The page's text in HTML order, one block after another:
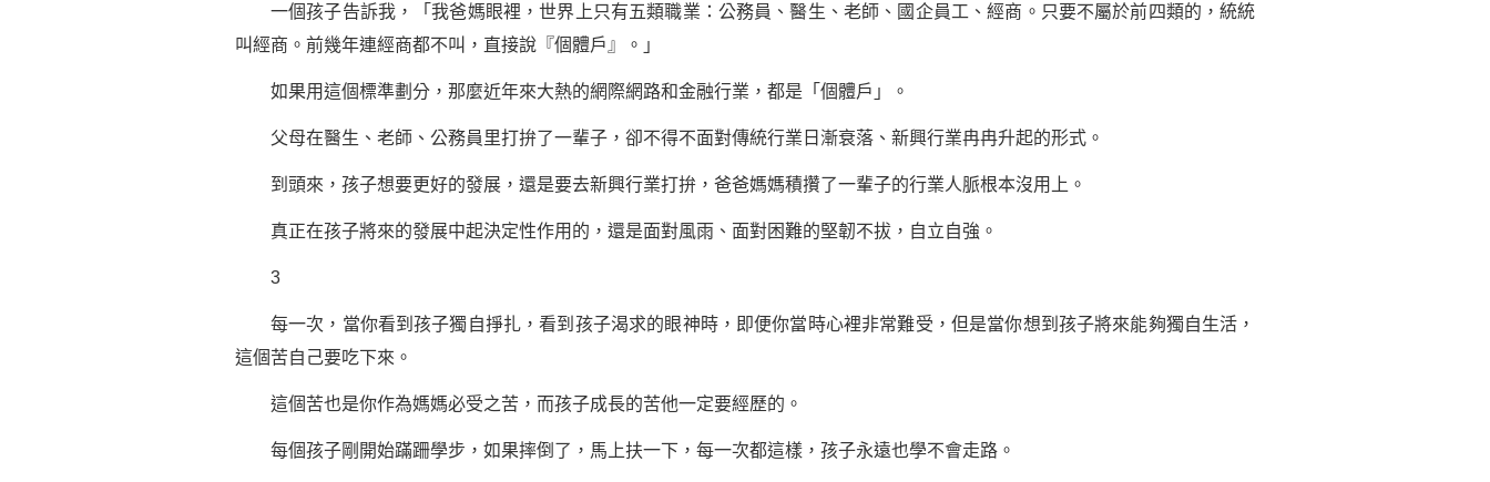
一個孩子告訴我，「我爸媽眼裡，世界上只有五類職業：公務員、醫生、老師、國企員工、經商。只要不屬於前四類的，統統
叫經商。前幾年連經商都不叫，直接說『個體戶』。」
如果用這個標準劃分，那麼近年來大熱的網際網路和金融行業，都是「個體戶」。
父母在醫生、老師、公務員里打拚了一輩子，卻不得不面對傳統行業日漸衰落、新興行業冉冉升起的形式。
到頭來，孩子想要更好的發展，還是要去新興行業打拚，爸爸媽媽積攢了一輩子的行業人脈根本沒用上。
真正在孩子將來的發展中起決定性作用的，還是面對風雨、面對困難的堅韌不拔，自立自強。
3
每一次，當你看到孩子獨自掙扎，看到孩子渴求的眼神時，即便你當時心裡非常難受，但是當你想到孩子將來能夠獨自生活，
這個苦自己要吃下來。
這個苦也是你作為媽媽必受之苦，而孩子成長的苦他一定要經歷的。
每個孩子剛開始蹣跚學步，如果摔倒了，馬上扶一下，每一次都這樣，孩子永遠也學不會走路。